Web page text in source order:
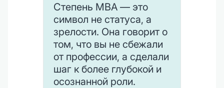
Степень MBA — это
символ не статуса, а
зрелости. Она говорит о
том, что вы не сбежали
от профессии, а сделали
шаг к более глубокой и
осознанной роли.